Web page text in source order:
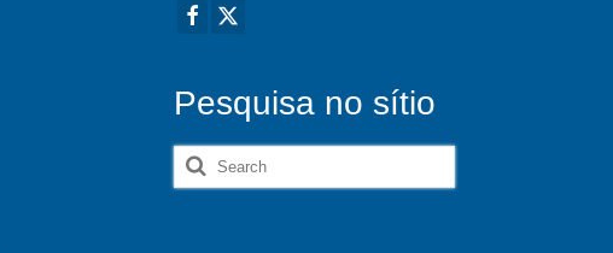
Pesquisa no sítio
Search
for: